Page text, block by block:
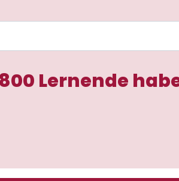
Lernende